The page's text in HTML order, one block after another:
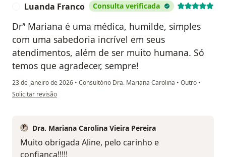
Luanda Franco Consulta verificada
Drª Mariana é uma médica, humilde, simples
com uma sabedoria incrível em seus
atendimentos, além de ser muito humana. Só
temos que agradecer, sempre!
23 de janeiro de 2026 • Consultório Dra. Mariana Carolina • Outro •
na opinião do utilizador Luanda Franco
Solicitar revisão
Dra. Mariana Carolina Vieira Pereira
Muito obrigada Aline, pelo carinho e
confiança!!!!!